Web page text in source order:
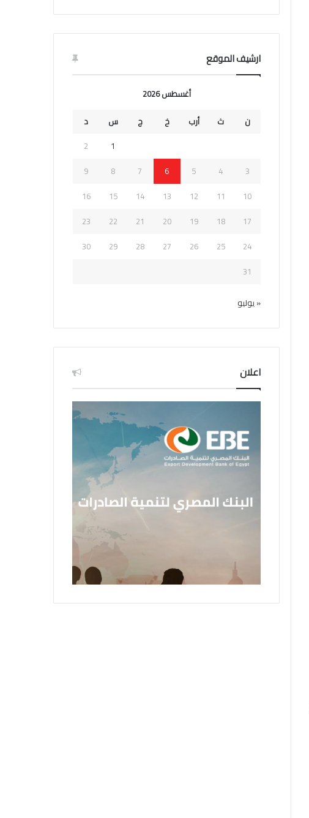
ارشيف الموقع
أغسطس 2026
ن
ث أرب خ ج س
د
1
2
3
4
5
6
7
8
9
10
11
12
13
14
15
16
17
18
19
20
21
22
23
24
25
26
27
28
29
30
31
« يوليو
اعلان